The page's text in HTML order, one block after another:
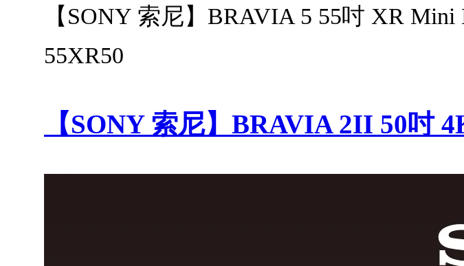
【SONY 索尼】BRAVIA 5 55吋 XR
55XR50
【SONY 索尼】BRAVIA 2II 50吋